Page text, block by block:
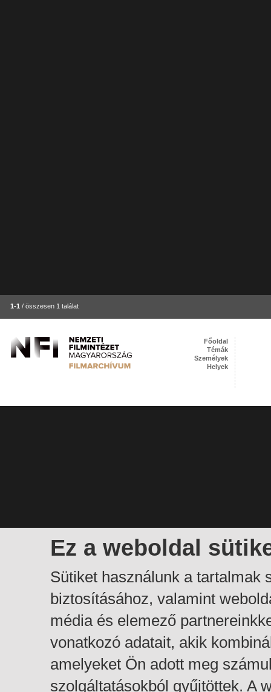
1-1 / összesen 1 találat
Ez a weboldal
Sütiket használunk a tartalmak
biztosításához, valamint
média és elemező
vonatkozó adatait, akik
amelyeket Ön adott meg
szolgáltatásokból gyűjtöttek. A
Főoldal
Témák
Személyek
Helyek